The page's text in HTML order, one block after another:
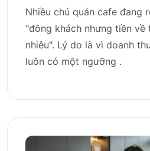
Nhiều chủ quán cafe đang
"đông khách nhưng tiền về
nhiêu". Lý do là vì doanh
luôn có một ngưỡng .